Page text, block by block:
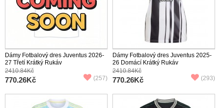
Dámy Fotbalový dres Juventus 2026-
27 Třetí Krátký Rukáv
2410.84Kč
770.26Kč (257)
Dámy Fotbalový dres Juventus 2025-
26 Domácí Krátký Rukáv
2410.84Kč
770.26Kč (293)